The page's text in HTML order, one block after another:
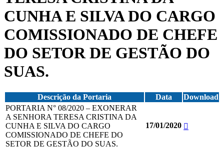
CUNHA E SILVA DO CARGO
COMISSIONADO DE CHEFE
DO SETOR DE GESTÃO DO
SUAS.
Descrição da Portaria Data
Download
PORTARIA N° 08/2020 – EXONERAR
A SENHORA TERESA CRISTINA DA
CUNHA E SILVA DO CARGO
COMISSIONADO DE CHEFE DO
SETOR DE GESTÃO DO SUAS.
17/01/2020